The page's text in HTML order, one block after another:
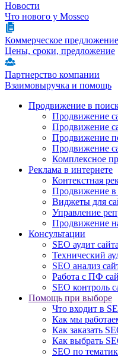
Новости
Что нового у Mosseo
Коммерческое предложение
Цены, сроки, предложение
Партнерство компании
Взаимовыручка и помощь
Продвижение в
Продвижение
Продвижение
Продвижение
Продвижение
Комплексное
Реклама в интернете
Контекстная
Продвижение в
Виджеты для
Управление
Продвижение
Консультации
SEO аудит сайта
Технический
SEO анализ
Работа с ПФ
SEO контроль
Помощь при выборе
Что входит в
Как мы
Как заказать
Как выбрать
SEO по